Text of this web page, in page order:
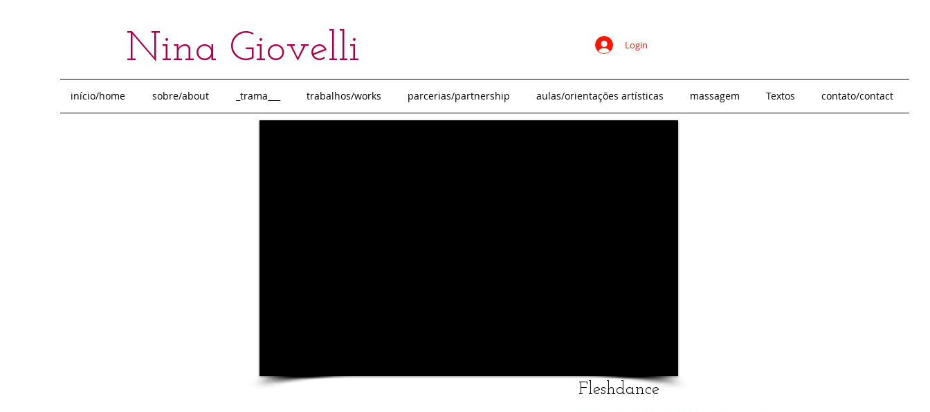
Nina Giovelli Login
início/home sobre/about _trama___ trabalhos/works parcerias/partnership aulas/orientações artísticas massagem Textos contato/contact
Fleshdance